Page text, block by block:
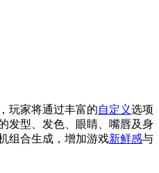
玩家将通过丰富的自定义选项
发型、发色、眼睛、嘴唇及身
组合生成，增加游戏新鲜感与